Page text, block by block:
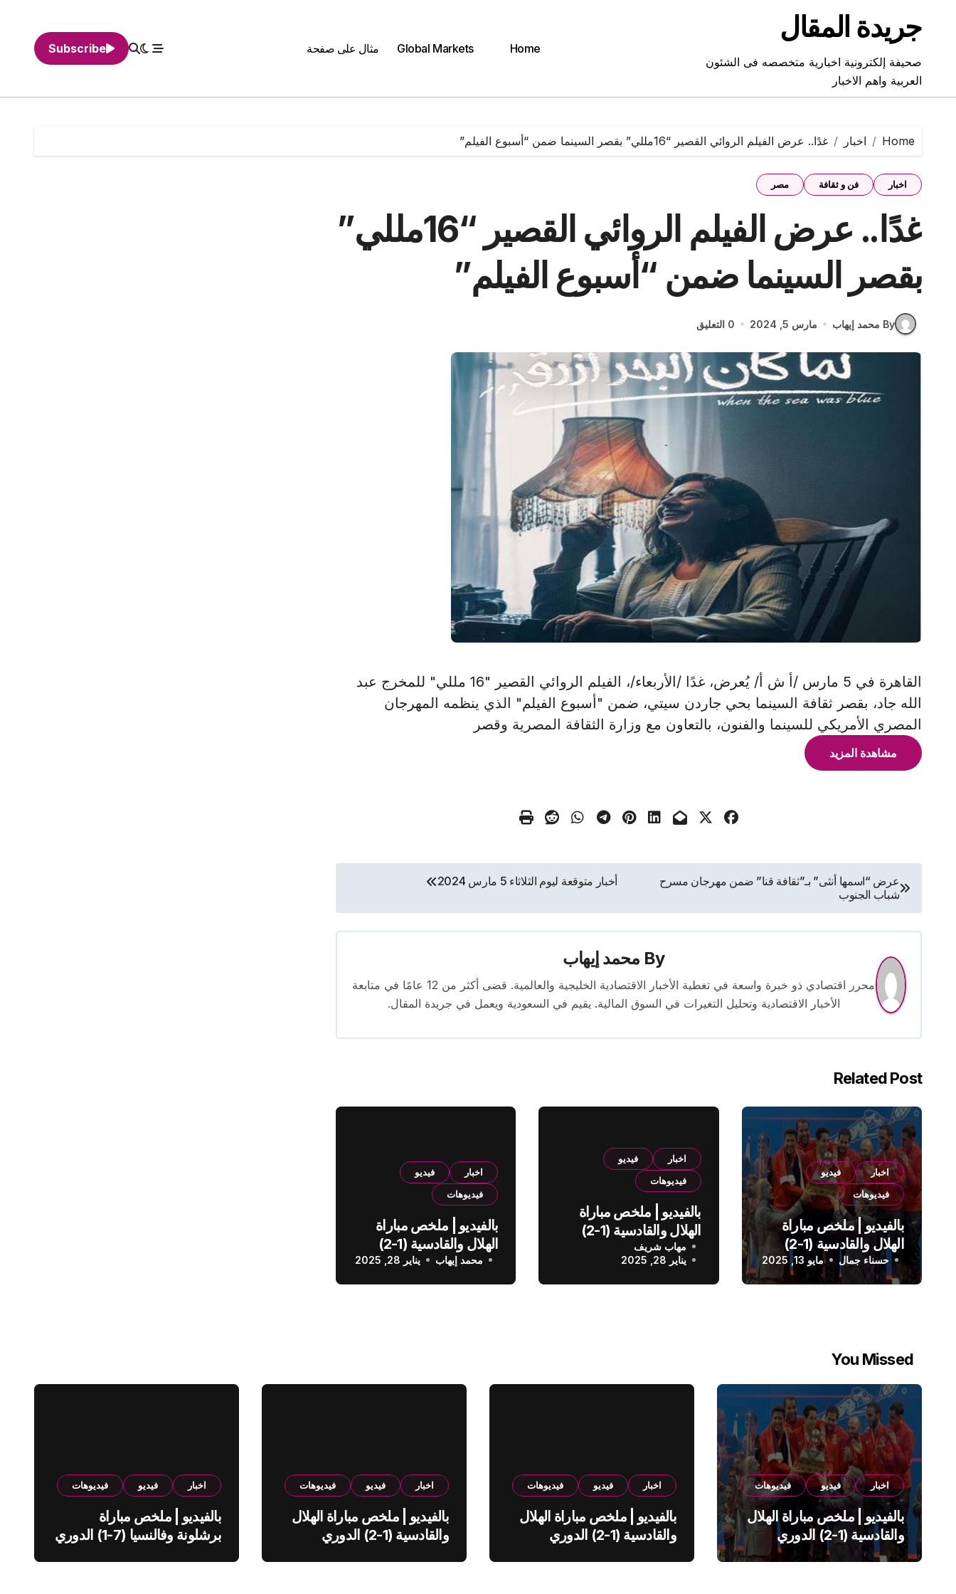
contentجريدة المقال
صحيفة إلكترونية اخبارية متخصصه فى الشئون
العربية واهم الاخبار
Home
Global Markets مثال على صفحة Subscribe
Home اخبار غدًا.. عرض الفيلم الروائي القصير “16مللي” بقصر السينما ضمن “أسبوع الفيلم”
اخبار فن و ثقافة مصر
غدًا.. عرض الفيلم الروائي القصير “16مللي”
بقصر السينما ضمن “أسبوع الفيلم”
By محمد إيهاب مارس 5, 2024 0 التعليق
القاهرة في 5 مارس /أ ش أ/ يُعرض، غدًا /الأربعاء/، الفيلم الروائي القصير "16 مللي" للمخرج عبد
الله جاد، بقصر ثقافة السينما بحي جاردن سيتي، ضمن "أسبوع الفيلم" الذي ينظمه المهرجان
المصري الأمريكي للسينما والفنون، بالتعاون مع وزارة الثقافة المصرية وقصر
مشاهدة المزيد
تصفّح
المقالات
عرض “اسمها أنثى” بـ”ثقافة قنا” ضمن مهرجان مسرح
شباب الجنوب
أخبار متوقعة ليوم الثلاثاء 5 مارس 2024
By محمد إيهاب
محرر اقتصادي ذو خبرة واسعة في تغطية الأخبار الاقتصادية الخليجية والعالمية. قضى أكثر من 12 عامًا في متابعة
الأخبار الاقتصادية وتحليل التغيرات في السوق المالية. يقيم في السعودية ويعمل في جريدة المقال.
Related Post
اخبار
فيديو
فيديوهات
بالفيديو | ملخص مباراة
الهلال والقادسية (1-2)
الدوري السعودي
حسناء جمال مايو 13, 2025
اخبار
فيديو
فيديوهات
بالفيديو | ملخص مباراة
الهلال والقادسية (1-2)
الدوري السعودي
مهاب شريف
يناير 28, 2025
اخبار
فيديو
فيديوهات
بالفيديو | ملخص مباراة
الهلال والقادسية (1-2)
الدوري السعودي
محمد إيهاب يناير 28, 2025
You Missed
اخبار فيديو فيديوهات
بالفيديو | ملخص مباراة الهلال
والقادسية (1-2) الدوري
السعودي
اخبار فيديو فيديوهات
بالفيديو | ملخص مباراة الهلال
والقادسية (1-2) الدوري
اخبار فيديو فيديوهات
بالفيديو | ملخص مباراة الهلال
والقادسية (1-2) الدوري
اخبار فيديو فيديوهات
بالفيديو | ملخص مباراة
برشلونة وفالنسيا (7-1) الدوري